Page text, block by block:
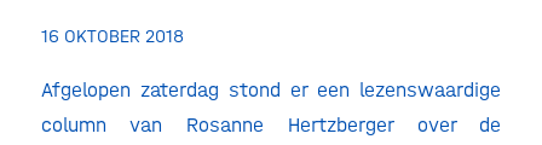
16 OKTOBER 2018
Afgelopen zaterdag stond er een lezenswaardige
column van Rosanne Hertzberger over de